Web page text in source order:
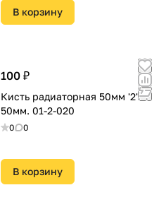
В корзину
100 ₽
Кисть радиаторная 50мм '2'.
50мм. 01-2-020
0 0
В корзину